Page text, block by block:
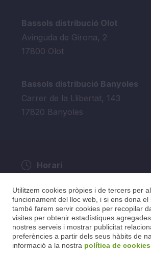
Bassols distribució Olot
Avinguda de Girona, 2
17800 Olot
Bassols distribució Banyoles
Carrer de la Llibertat, 143
17820 Banyoles
Horari
17h
Divendres de 9.00h a 15h.
Utilitzem cookies pròpies i de tercers per
funcionament del lloc web, i si ens dona el
també farem servir cookies per recopilar
visites per obtenir estadístiques
nostres serveis i mostrar publicitat
preferències a partir dels seus hàbits de
informació a la nostra política de cookies